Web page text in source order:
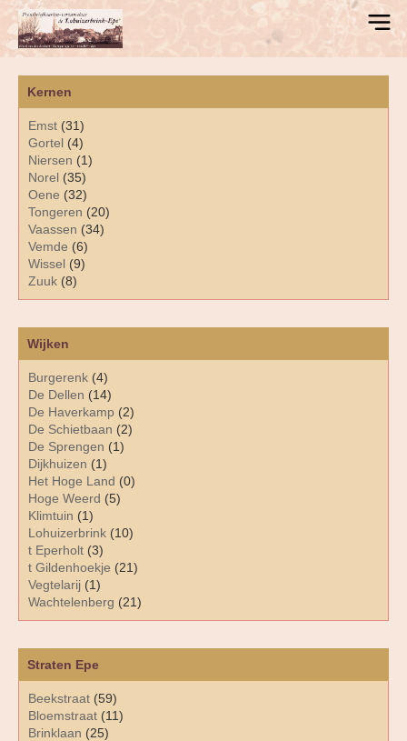
Kernen
Emst (31)
Gortel (4)
Niersen (1)
Norel (35)
Oene (32)
Tongeren (20)
Vaassen (34)
Vemde (6)
Wissel (9)
Zuuk (8)
Straten Epe
Beekstraat (59)
Bloemstraat (11)
Brinklaan (25)
Wijken
Burgerenk (4)
De Dellen (14)
De Haverkamp (2)
De Schietbaan (2)
De Sprengen (1)
Dijkhuizen (1)
Het Hoge Land (0)
Hoge Weerd (5)
Klimtuin (1)
Lohuizerbrink (10)
t Eperholt (3)
t Gildenhoekje (21)
Vegtelarij (1)
Wachtelenberg (21)